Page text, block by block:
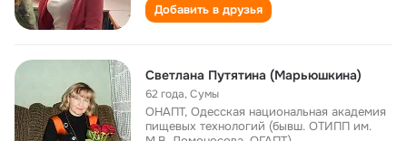
Добавить в друзья
Светлана Путятина (Марьюшкина)
62 года,Сумы
ОНАПТ, Одесская национальная академия
пищевых технологий (бывш. ОТИПП им.